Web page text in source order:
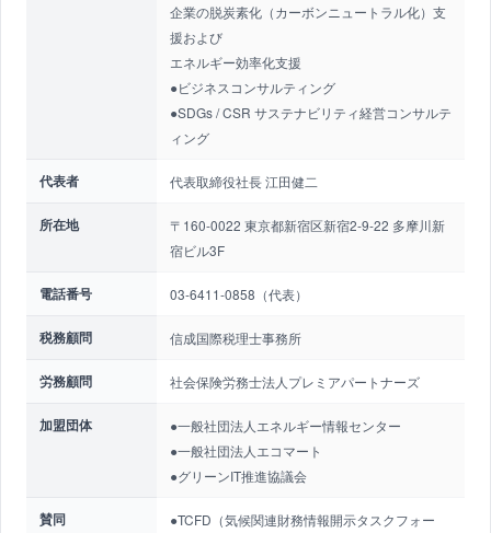
企業の脱炭素化（カーボンニュートラル化）支
援および
エネルギー効率化支援
●ビジネスコンサルティング
●SDGs / CSR サステナビリティ経営コンサルテ
ィング
代表者 代表取締役社長 江田健二
所在地
〒160-0022 東京都新宿区新宿2-9-22 多摩川新
宿ビル3F
電話番号 03-6411-0858（代表）
税務顧問 信成国際税理士事務所
労務顧問 社会保険労務士法人プレミアパートナーズ
加盟団体
●一般社団法人エネルギー情報センター
●一般社団法人エコマート
●グリーンIT推進協議会
賛同
●TCFD（気候関連財務情報開示タスクフォー